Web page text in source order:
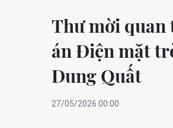
Thư mời quan
án Điện mặt
Dung Quất
27/05/2026 00:00